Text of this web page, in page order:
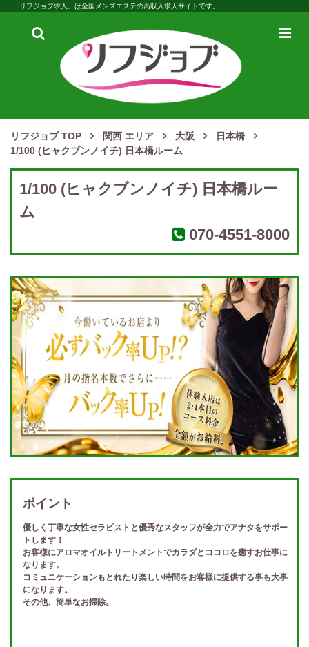
「リフジョブ求人」は全国メンズエステの高収入求人サイトです。
検
メ
リフジョブ TOP 関西 エリア 大阪
日本橋
1/100 (ヒャクブンノイチ) 日本橋ルーム
1/100 (ヒャクブンノイチ) 日本橋ルー
ム
070‐4551‐8000
ポイント
優しく丁寧な女性セラピストと優秀なスタッフが全力でアナタをサポー
トします！
お客様にアロマオイルトリートメントでカラダとココロを癒すお仕事に
なります。
コミュニケーションもとれたり楽しい時間をお客様に提供する事も大事
になります。
その他、簡単なお掃除。